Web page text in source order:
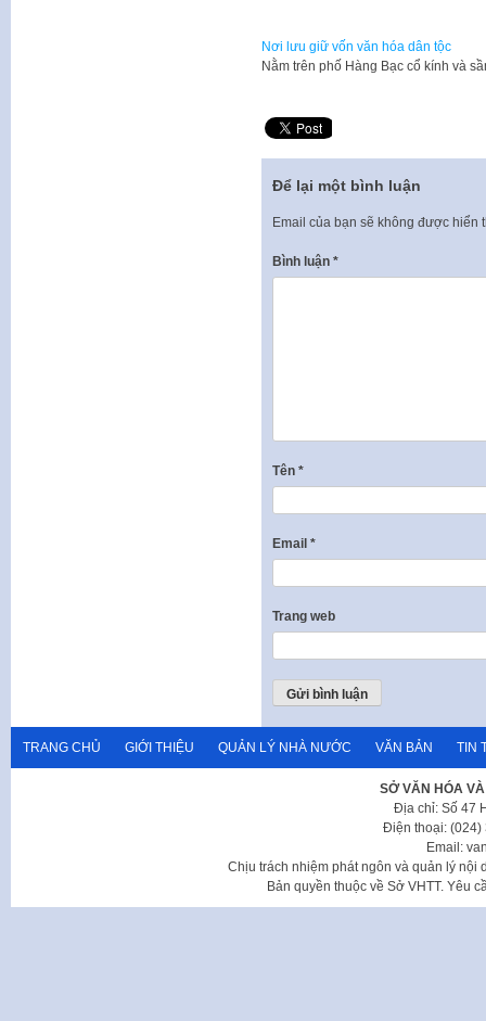
Nơi lưu giữ vốn văn hóa dân tộc
Nằm trên phố Hàng Bạc cổ kính và
Để lại một bình luận
Email của bạn sẽ không được hiển
Bình luận *
Tên *
Email *
Trang web
TRANG CHỦ GIỚI THIỆU QUẢN LÝ NHÀ NƯỚC VĂN BẢN TIN
SỞ VĂN HÓA
Địa chỉ: Số 47
Điện thoại: (024)
Email:
Chịu trách nhiệm phát ngôn và quản lý nội
Bản quyền thuộc về Sở VHTT. Yêu